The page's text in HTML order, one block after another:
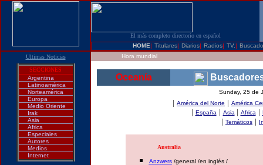
El más completo directorio en español
HOME| Titulares| Diarios| Radios| TV.|
Ultimas Noticias
SECCIONES
Argentina
Latinoamérica
Norteamérica
Europa
Medio Oriente
Irak
Asia
Africa
Especiales
Autores
Medios
Internet
Hora mundial
Oceanía
Sunday, 25 de
| América del Norte | América
| España | Asia | Africa |
| Temáticos |
Australia
Anzwers/general /en inglés /